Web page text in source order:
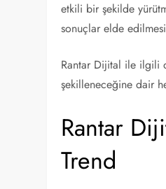
etkili bir şekilde
sonuçlar elde
Rantar Dijital ile ilgili
şekilleneceğine dair
Rantar
Trend